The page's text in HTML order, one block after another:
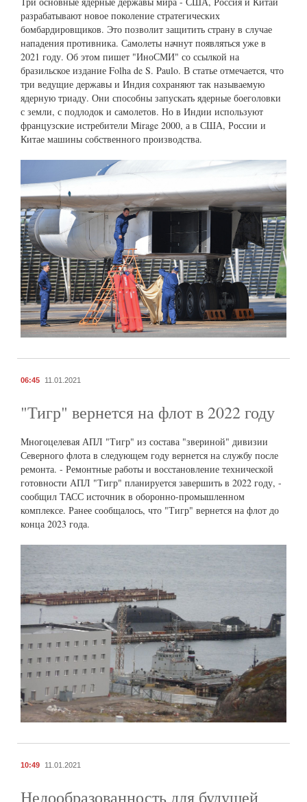
разрабатывают новое поколение стратегических
бомбардировщиков. Это позволит защитить страну в случае
нападения противника. Самолеты начнут появляться уже в
2021 году. Об этом пишет "ИноСМИ" со ссылкой на
бразильское издание Folha de S. Paulo. В статье отмечается, что
три ведущие державы и Индия сохраняют так называемую
ядерную триаду. Они способны запускать ядерные боеголовки
с земли, с подлодок и самолетов. Но в Индии используют
французские истребители Mirage 2000, а в США, России и
Китае машины собственного производства.
06:45 11.01.2021
"Тигр" вернется на флот в 2022 году
Многоцелевая АПЛ "Тигр" из состава "звериной" дивизии
Северного флота в следующем году вернется на службу после
ремонта. - Ремонтные работы и восстановление технической
готовности АПЛ "Тигр" планируется завершить в 2022 году, -
сообщил ТАСС источник в оборонно-промышленном
комплексе. Ранее сообщалось, что "Тигр" вернется на флот до
конца 2023 года.
10:49 11.01.2021
Недообразованность для будущей